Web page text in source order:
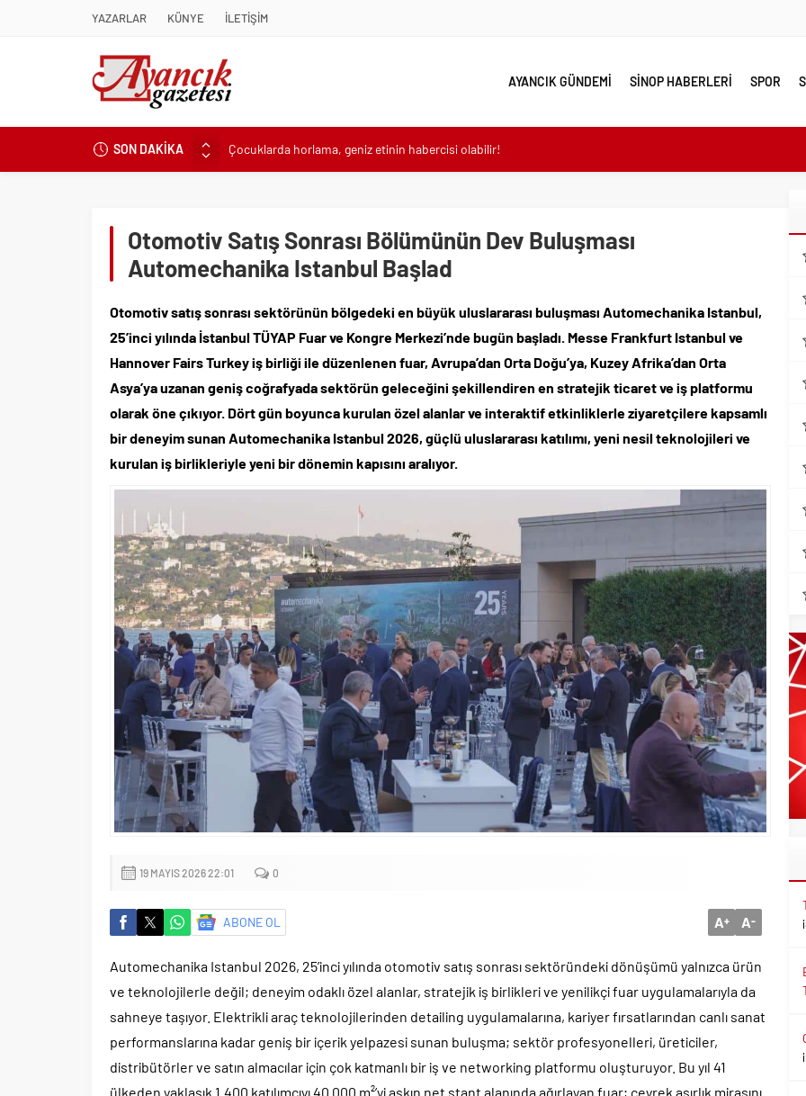
YAZARLAR KÜNYE İLETİŞİM
AYANCIK GÜNDEMİ SİNOP HABERLERİ SPOR
SON DAKİKA
Çocuklarda horlama, geniz etinin habercisi olabilir!
Alanyurt Yüzme Havuzunda Yapım Çalışmaları Sürüyor
Mastercard, BVNK’yi satın alma işlemini tamamladı
Ryan Murphy’nin Yapımcılığını Üstlendiği ve Bret Easton Ellis’ın Çok Satan Romanından Uyarlanan “The
Shards”, İlk İki Bölümüyle Şimdi Sadece Disney+’ta Yayında!
ING Türkiye’nin aktif büyüklüğü 298.1 milyar TL’ye ulaştı
Karabağlar ‘da Gazeteci Barış Selçuk saygıyla anıldı
Geleceğin doktoru biraz da mühendis olmak zorunda!
Forbes Türkiye 30 Altı 30 başvuruları için son dönemece girildi!
Otomotiv Satış Sonrası Bölümünün Dev Buluşması
Automechanika Istanbul Başlad
Otomotiv satış sonrası sektörünün bölgedeki en büyük uluslararası buluşması Automechanika Istanbul,
25’inci yılında İstanbul TÜYAP Fuar ve Kongre Merkezi’nde bugün başladı. Messe Frankfurt Istanbul ve
Hannover Fairs Turkey iş birliği ile düzenlenen fuar, Avrupa’dan Orta Doğu’ya, Kuzey Afrika’dan Orta
Asya’ya uzanan geniş coğrafyada sektörün geleceğini şekillendiren en stratejik ticaret ve iş platformu
olarak öne çıkıyor. Dört gün boyunca kurulan özel alanlar ve interaktif etkinliklerle ziyaretçilere kapsamlı
bir deneyim sunan Automechanika Istanbul 2026, güçlü uluslararası katılımı, yeni nesil teknolojileri ve
kurulan iş birlikleriyle yeni bir dönemin kapısını aralıyor.
19 MAYIS 2026 22:01 0
ABONE OL A+ A-
Automechanika Istanbul 2026, 25’inci yılında otomotiv satış sonrası sektöründeki dönüşümü yalnızca ürün
ve teknolojilerle değil; deneyim odaklı özel alanlar, stratejik iş birlikleri ve yenilikçi fuar uygulamalarıyla da
sahneye taşıyor. Elektrikli araç teknolojilerinden detailing uygulamalarına, kariyer fırsatlarından canlı sanat
performanslarına kadar geniş bir içerik yelpazesi sunan buluşma; sektör profesyonelleri, üreticiler,
distribütörler ve satın almacılar için çok katmanlı bir iş ve networking platformu oluşturuyor. Bu yıl 41
ülkeden yaklaşık 1.400 katılımcıyı 40.000 m²’yi aşkın net stant alanında ağırlayan fuar; çeyrek asırlık mirasını